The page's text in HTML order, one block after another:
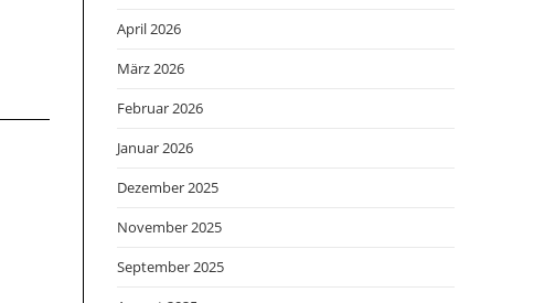
April 2026
März 2026
Februar 2026
Januar 2026
Dezember 2025
November 2025
September 2025